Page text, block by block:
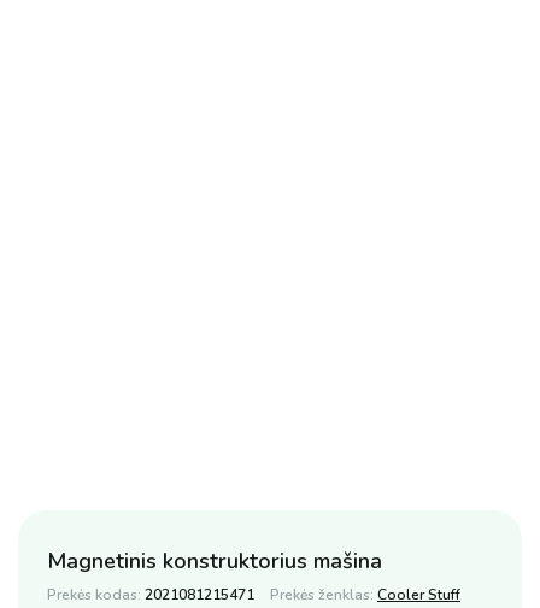
Magnetinis konstruktorius mašina
Prekės kodas: 2021081215471 Prekės ženklas: Cooler Stuff